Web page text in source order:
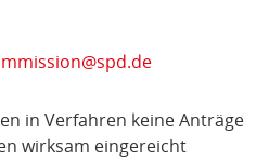
in Verfahren keine Anträge
wirksam eingereicht